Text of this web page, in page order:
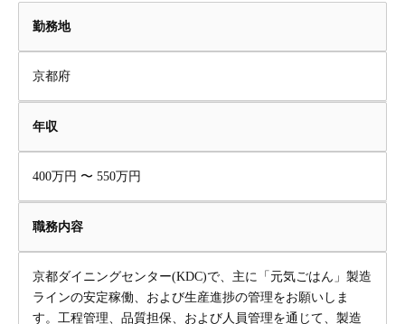
勤務地
京都府
年収
400万円 〜 550万円
職務内容
京都ダイニングセンター(KDC)で、主に「元気ごはん」製造
ラインの安定稼働、および生産進捗の管理をお願いしま
す。工程管理、品質担保、および人員管理を通じて、製造